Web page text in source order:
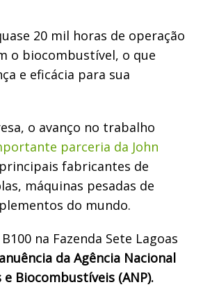
20 mil horas de operação
o biocombustível, o que
e eficácia para sua
o avanço no trabalho
parceria da John
fabricantes de
máquinas pesadas de
do mundo.
na Fazenda Sete Lagoas
da Agência Nacional
Biocombustíveis (ANP).